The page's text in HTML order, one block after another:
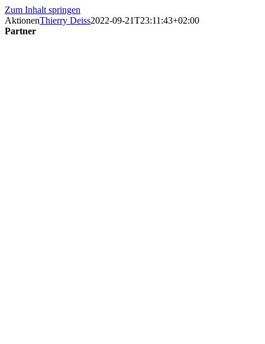
Zum Inhalt springen
AktionenThierry Deiss2022-09-21T23:11:43+02:00
Partner